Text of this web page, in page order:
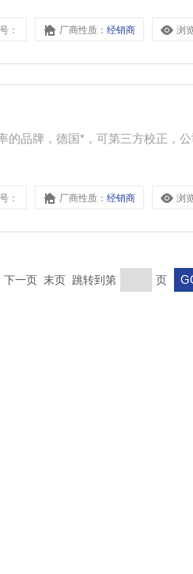
： 厂商性质：经销商 浏
的品牌，德国*，可第三方校正，公
： 厂商性质：经销商 浏
一页 末页 跳转到第 页